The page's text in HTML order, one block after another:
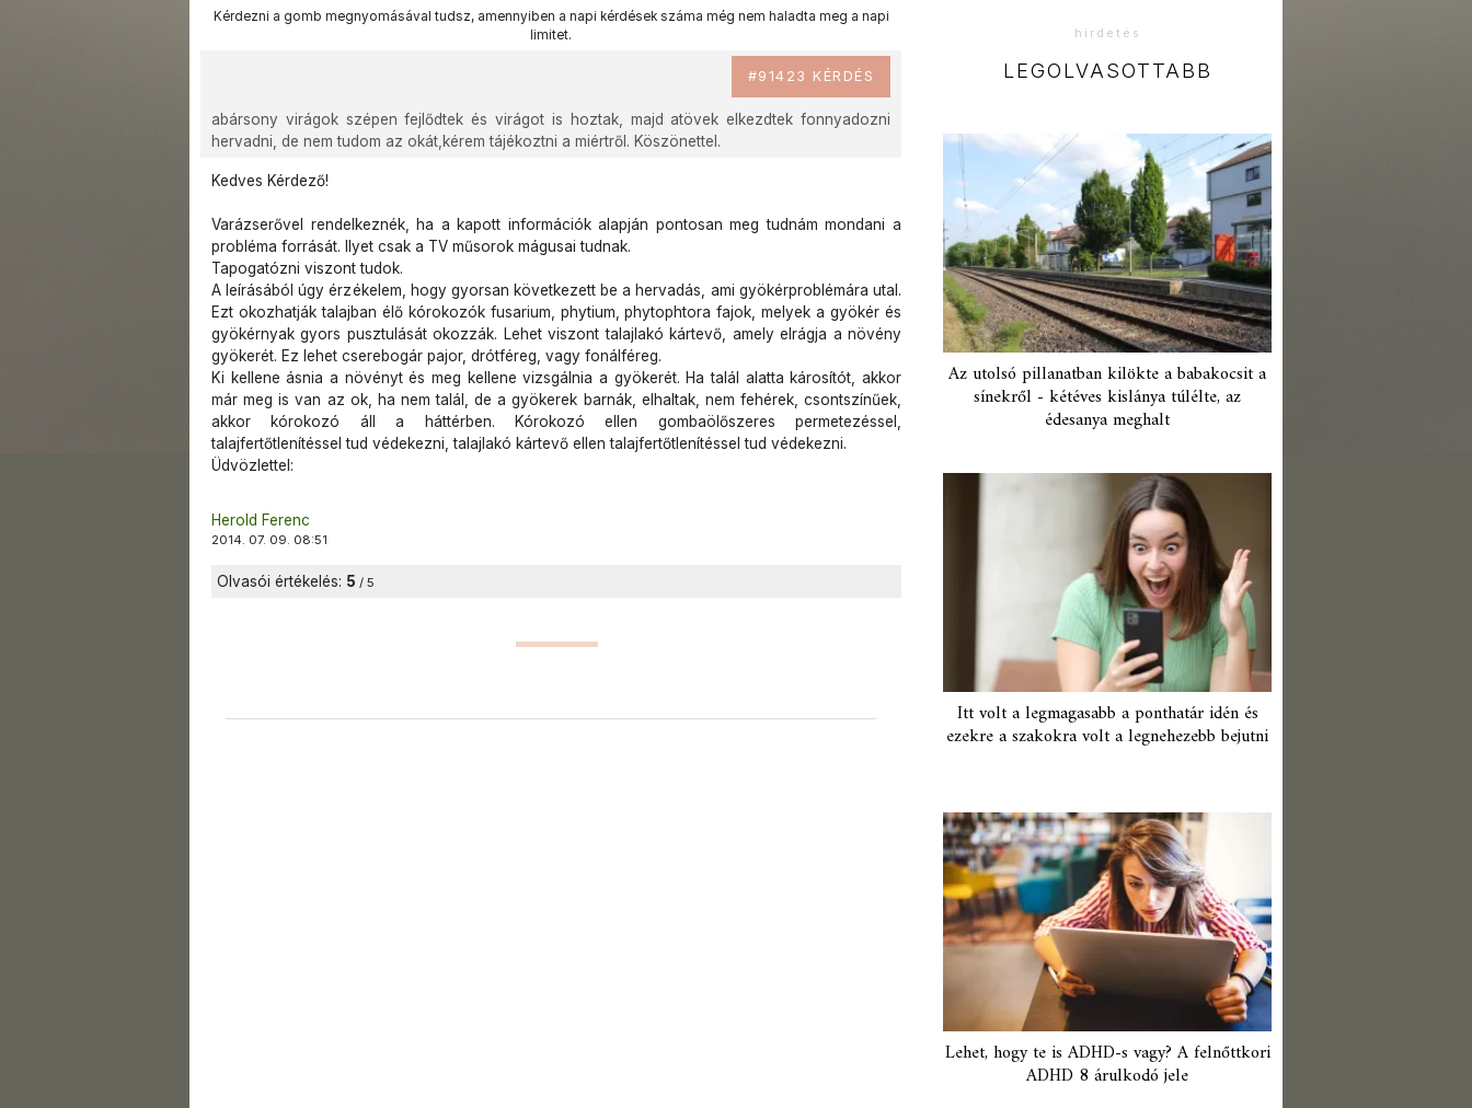
Kérdezni a gomb megnyomásával tudsz, amennyiben a napi kérdések száma még nem haladta meg a napi
limitet.
#91423 KÉRDÉS
abársony virágok szépen fejlődtek és virágot is hoztak, majd atövek elkezdtek fonnyadozni
hervadni, de nem tudom az okát,kérem tájékoztni a miértről. Köszönettel.
Kedves Kérdező!
Varázserővel rendelkeznék, ha a kapott információk alapján pontosan meg tudnám mondani a
probléma forrását. Ilyet csak a TV műsorok mágusai tudnak.
Tapogatózni viszont tudok.
A leírásából úgy érzékelem, hogy gyorsan következett be a hervadás, ami gyökérproblémára utal.
Ezt okozhatják talajban élő kórokozók fusarium, phytium, phytophtora fajok, melyek a gyökér és
gyökérnyak gyors pusztulását okozzák. Lehet viszont talajlakó kártevő, amely elrágja a növény
gyökerét. Ez lehet cserebogár pajor, drótféreg, vagy fonálféreg.
Ki kellene ásnia a növényt és meg kellene vizsgálnia a gyökerét. Ha talál alatta károsítót, akkor
már meg is van az ok, ha nem talál, de a gyökerek barnák, elhaltak, nem fehérek, csontszínűek,
akkor kórokozó áll a háttérben. Kórokozó ellen gombaölőszeres permetezéssel,
talajfertőtlenítéssel tud védekezni, talajlakó kártevő ellen talajfertőtlenítéssel tud védekezni.
Üdvözlettel:
Herold Ferenc
2014. 07. 09. 08:51
Olvasói értékelés: 5 / 5
hirdetés
LEGOLVASOTTABB
Az utolsó pillanatban kilökte a babakocsit a
sínekről - kétéves kislánya túlélte, az
édesanya meghalt
Itt volt a legmagasabb a ponthatár idén és
ezekre a szakokra volt a legnehezebb bejutni
Lehet, hogy te is ADHD-s vagy? A felnőttkori
ADHD 8 árulkodó jele